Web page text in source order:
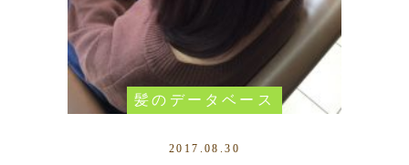
髪のデータベース
2017.08.30